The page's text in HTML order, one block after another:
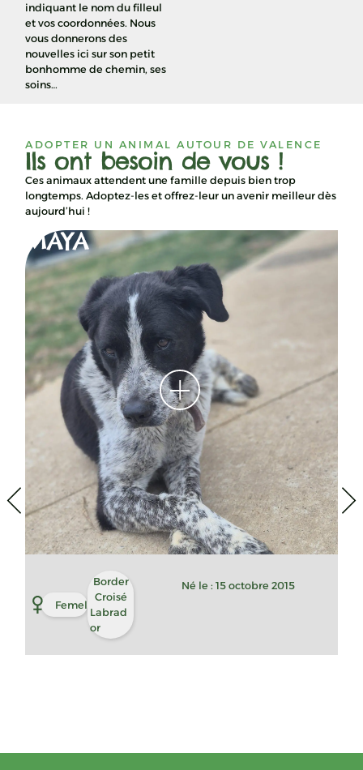
indiquant le nom du filleul
et vos coordonnées. Nous
vous donnerons des
nouvelles ici sur son petit
bonhomme de chemin, ses
soins…
ADOPTER UN ANIMAL AUTOUR DE VALENCE
Ils ont besoin de vous !
Ces animaux attendent une famille depuis bien trop
longtemps. Adoptez-les et offrez-leur un avenir meilleur dès
aujourd’hui !
MAYA
Femelle
Border
Croisé
Labrad
or
Né le : 15 octobre 2015